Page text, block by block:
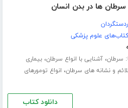
سرطان ها در بدن انسان
علوم پزشکی
سرطان،آشنایی با انواع سرطان،بیماری
و نشانه های سرطان، انواع تومورهای
دانلود کتاب